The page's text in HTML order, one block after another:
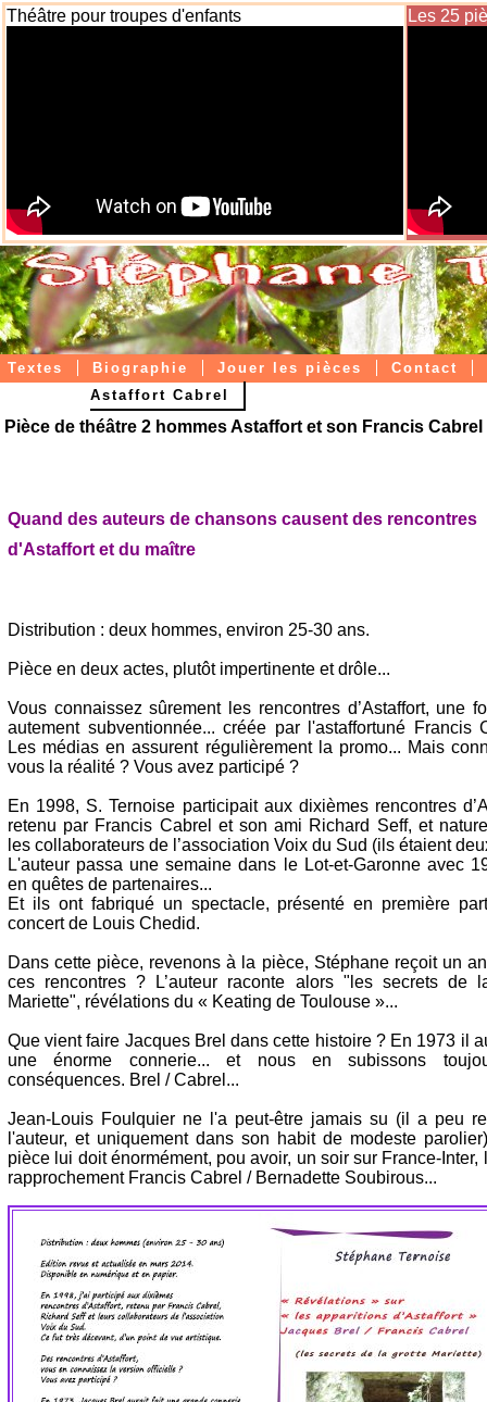
Théâtre pour troupes d'enfants Les 25
Contact
Jouer les pièces
Biographie
Textes
Astaffort Cabrel
Pièce de théâtre 2 hommes Astaffort et son Francis Cabrel
Quand des auteurs de chansons causent des rencontres
d'Astaffort et du maître
Distribution : deux hommes, environ 25-30 ans.
Pièce en deux actes, plutôt impertinente et drôle...
Vous connaissez sûrement les rencontres d’Astaffort, une
autement subventionnée... créée par l'astaffortuné Francis
Les médias en assurent régulièrement la promo... Mais
vous la réalité ? Vous avez participé ?
En 1998, S. Ternoise participait aux dixièmes rencontres
retenu par Francis Cabrel et son ami Richard Seff, et
les collaborateurs de l’association Voix du Sud (ils étaient
L'auteur passa une semaine dans le Lot-et-Garonne avec
en quêtes de partenaires...
Et ils ont fabriqué un spectacle, présenté en première
concert de Louis Chedid.
Dans cette pièce, revenons à la pièce, Stéphane reçoit un
ces rencontres ? L’auteur raconte alors "les secrets de
Mariette", révélations du « Keating de Toulouse »...
Que vient faire Jacques Brel dans cette histoire ? En 1973 il
une énorme connerie... et nous en subissons
conséquences. Brel / Cabrel...
Jean-Louis Foulquier ne l'a peut-être jamais su (il a peu
l'auteur, et uniquement dans son habit de modeste
pièce lui doit énormément, pou avoir, un soir sur France-Inter,
rapprochement Francis Cabrel / Bernadette Soubirous...